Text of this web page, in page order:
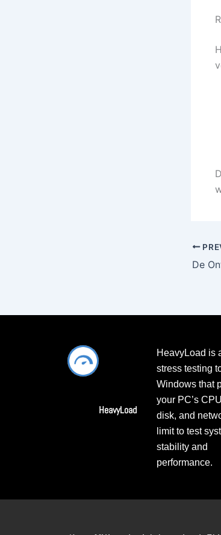
HeavyLoad
HeavyLoad is
stress testing
Windows that
your PC’s
disk, and
limit to test
stability and
performance.